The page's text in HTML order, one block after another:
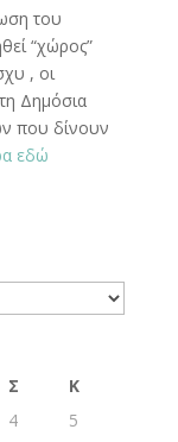
του
“χώρος”
, οι
Δημόσια
που δίνουν
εδώ
Σ
Κ
4
5